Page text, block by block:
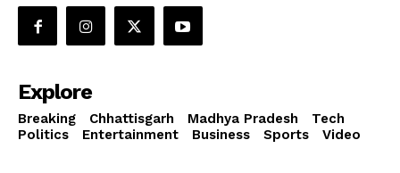
Explore
Breaking Chhattisgarh Madhya Pradesh
Tech
Politics
Entertainment Business Sports Video